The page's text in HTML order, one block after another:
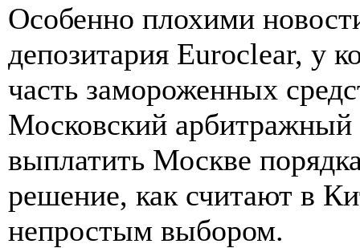
Особенно плохими
депозитария Euroclear, у
часть замороженных
Московский арбитражный
выплатить Москве
решение, как считают в
непростым выбором.